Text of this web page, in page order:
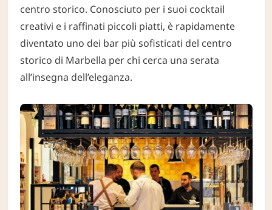
centro storico. Conosciuto per i suoi cocktail
creativi e i raffinati piccoli piatti, è rapidamente
diventato uno dei bar più sofisticati del centro
storico di Marbella per chi cerca una serata
all’insegna dell’eleganza.